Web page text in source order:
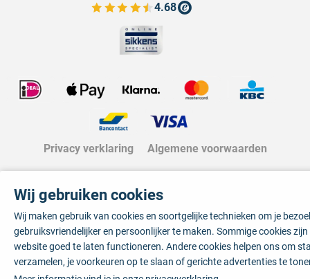
4.68
Bekijk de verfplaza beoordelingen
Privacy verklaring Algemene voorwaarden
Wij gebruiken cookies
Wij maken gebruik van cookies en soortgelijke technieken om je
gebruiksvriendelijker en persoonlijker te maken. Sommige cookies
website goed te laten functioneren. Andere cookies helpen ons om
verzamelen, je voorkeuren op te slaan of gerichte advertenties te